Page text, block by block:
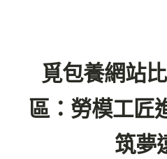
覓包養網站
區：勞模工匠
筑夢